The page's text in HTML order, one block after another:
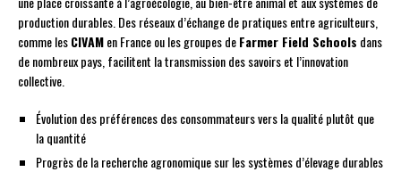
production durables. Des réseaux d’échange de pratiques entre agriculteurs,
comme lesCIVAMen France ou les groupes deFarmer Field Schools dans
de nombreux pays, facilitent la transmission des savoirs et l’innovation
collective.
Évolution des préférences des consommateurs vers la qualité plutôt que
la quantité
Progrès de la recherche agronomique sur les systèmes d’élevage durables